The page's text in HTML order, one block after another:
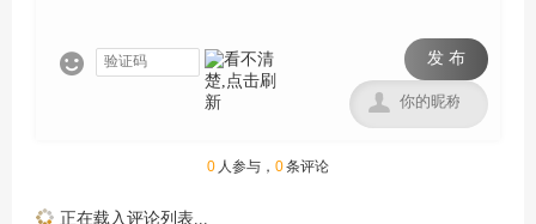
 发 布

0 人参与， 0条评论
正在载入评论列表...